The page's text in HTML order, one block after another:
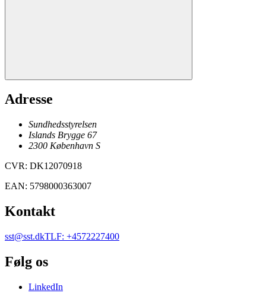
Adresse
Sundhedsstyrelsen
Islands Brygge 67
2300 København S
CVR: DK12070918
EAN: 5798000363007
Kontakt
sst@sst.dkTLF: +4572227400
Følg os
LinkedIn